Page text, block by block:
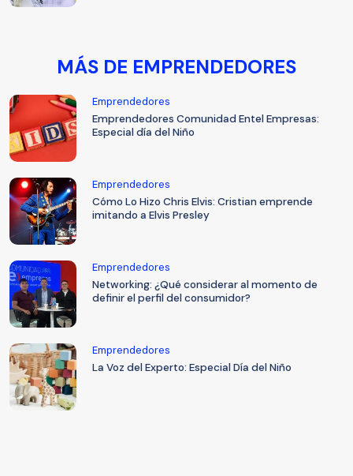
MÁS DE EMPRENDEDORES
Emprendedores
Emprendedores Comunidad Entel Empresas:
Especial día del Niño
Emprendedores
Cómo Lo Hizo Chris Elvis: Cristian emprende
imitando a Elvis Presley
Emprendedores
Networking: ¿Qué considerar al momento de
definir el perfil del consumidor?
Emprendedores
La Voz del Experto: Especial Día del Niño